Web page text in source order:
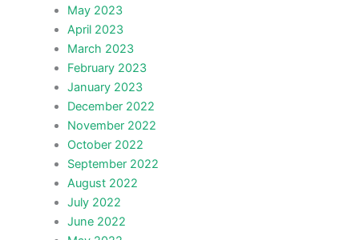
May 2023
April 2023
March 2023
February 2023
January 2023
December 2022
November 2022
October 2022
September 2022
August 2022
July 2022
June 2022